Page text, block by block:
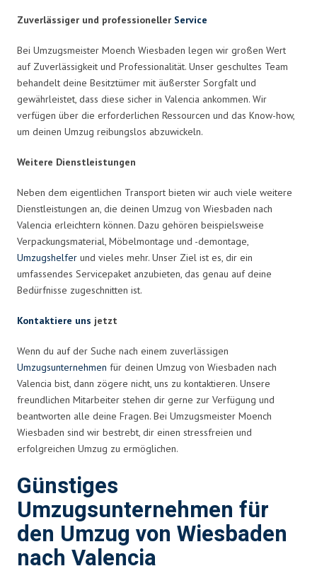
Zuverlässiger und professioneller Service
Bei Umzugsmeister Moench Wiesbaden legen wir großen Wert
auf Zuverlässigkeit und Professionalität. Unser geschultes Team
behandelt deine Besitztümer mit äußerster Sorgfalt und
gewährleistet, dass diese sicher in Valencia ankommen. Wir
verfügen über die erforderlichen Ressourcen und das Know-how,
um deinen Umzug reibungslos abzuwickeln.
Weitere Dienstleistungen
Neben dem eigentlichen Transport bieten wir auch viele weitere
Dienstleistungen an, die deinen Umzug von Wiesbaden nach
Valencia erleichtern können. Dazu gehören beispielsweise
Verpackungsmaterial, Möbelmontage und -demontage,
Umzugshelfer und vieles mehr. Unser Ziel ist es, dir ein
umfassendes Servicepaket anzubieten, das genau auf deine
Bedürfnisse zugeschnitten ist.
Kontaktiere uns jetzt
Wenn du auf der Suche nach einem zuverlässigen
Umzugsunternehmen für deinen Umzug von Wiesbaden nach
Valencia bist, dann zögere nicht, uns zu kontaktieren. Unsere
freundlichen Mitarbeiter stehen dir gerne zur Verfügung und
beantworten alle deine Fragen. Bei Umzugsmeister Moench
Wiesbaden sind wir bestrebt, dir einen stressfreien und
erfolgreichen Umzug zu ermöglichen.
Günstiges
Umzugsunternehmen für
den Umzug von Wiesbaden
nach Valencia